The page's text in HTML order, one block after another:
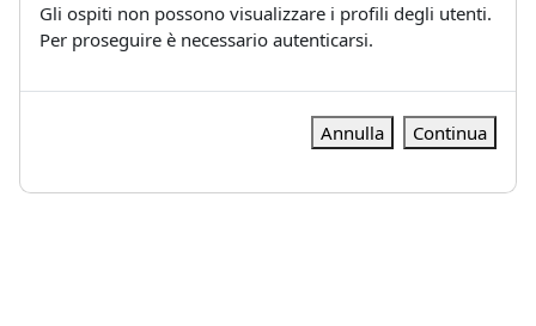
Gli ospiti non possono visualizzare i profili degli utenti.
Per proseguire è necessario autenticarsi.
Annulla Continua